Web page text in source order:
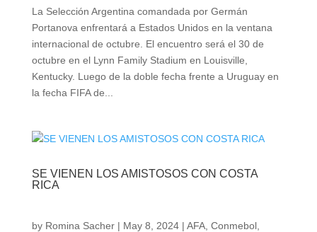
La Selección Argentina comandada por Germán
Portanova enfrentará a Estados Unidos en la ventana
internacional de octubre. El encuentro será el 30 de
octubre en el Lynn Family Stadium en Louisville,
Kentucky. Luego de la doble fecha frente a Uruguay en
la fecha FIFA de...
SE VIENEN LOS AMISTOSOS CON COSTA
RICA
by Romina Sacher| May 8, 2024| AFA, Conmebol,